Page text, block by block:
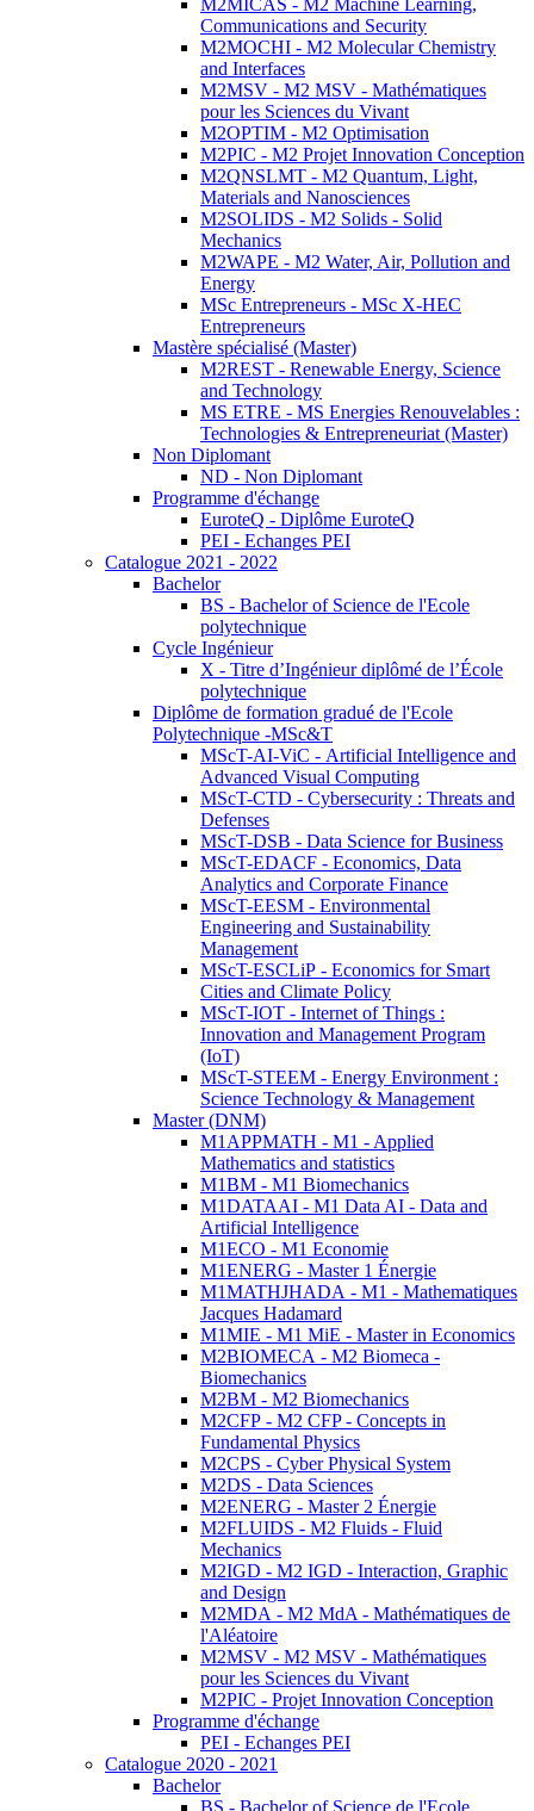
M2MICAS - M2 Machine Learning,
Communications and Security
M2MOCHI - M2 Molecular Chemistry
and Interfaces
M2MSV - M2 MSV - Mathématiques
pour les Sciences du Vivant
M2OPTIM - M2 Optimisation
M2PIC - M2 Projet Innovation Conception
M2QNSLMT - M2 Quantum, Light,
Materials and Nanosciences
M2SOLIDS - M2 Solids - Solid
Mechanics
M2WAPE - M2 Water, Air, Pollution and
Energy
MSc Entrepreneurs - MSc X-HEC
Entrepreneurs
Mastère spécialisé (Master)
M2REST - Renewable Energy, Science
and Technology
MS ETRE - MS Energies Renouvelables :
Technologies & Entrepreneuriat (Master)
Non Diplomant
ND - Non Diplomant
Programme d'échange
EuroteQ - Diplôme EuroteQ
PEI - Echanges PEI
Catalogue 2021 - 2022
Bachelor
BS - Bachelor of Science de l'Ecole
polytechnique
Cycle Ingénieur
X - Titre d’Ingénieur diplômé de l’École
polytechnique
Diplôme de formation gradué de l'Ecole
Polytechnique -MSc&T
MScT-AI-ViC - Artificial Intelligence and
Advanced Visual Computing
MScT-CTD - Cybersecurity : Threats and
Defenses
MScT-DSB - Data Science for Business
MScT-EDACF - Economics, Data
Analytics and Corporate Finance
MScT-EESM - Environmental
Engineering and Sustainability
Management
MScT-ESCLiP - Economics for Smart
Cities and Climate Policy
MScT-IOT - Internet of Things :
Innovation and Management Program
(IoT)
MScT-STEEM - Energy Environment :
Science Technology & Management
Master (DNM)
M1APPMATH - M1 - Applied
Mathematics and statistics
M1BM - M1 Biomechanics
M1DATAAI - M1 Data AI - Data and
Artificial Intelligence
M1ECO - M1 Economie
M1ENERG - Master 1 Énergie
M1MATHJHADA - M1 - Mathematiques
Jacques Hadamard
M1MIE - M1 MiE - Master in Economics
M2BIOMECA - M2 Biomeca -
Biomechanics
M2BM - M2 Biomechanics
M2CFP - M2 CFP - Concepts in
Fundamental Physics
M2CPS - Cyber Physical System
M2DS - Data Sciences
M2ENERG - Master 2 Énergie
M2FLUIDS - M2 Fluids - Fluid
Mechanics
M2IGD - M2 IGD - Interaction, Graphic
and Design
M2MDA - M2 MdA - Mathématiques de
l'Aléatoire
M2MSV - M2 MSV - Mathématiques
pour les Sciences du Vivant
M2PIC - Projet Innovation Conception
Programme d'échange
PEI - Echanges PEI
Catalogue 2020 - 2021
Bachelor
BS - Bachelor of Science de l'Ecole